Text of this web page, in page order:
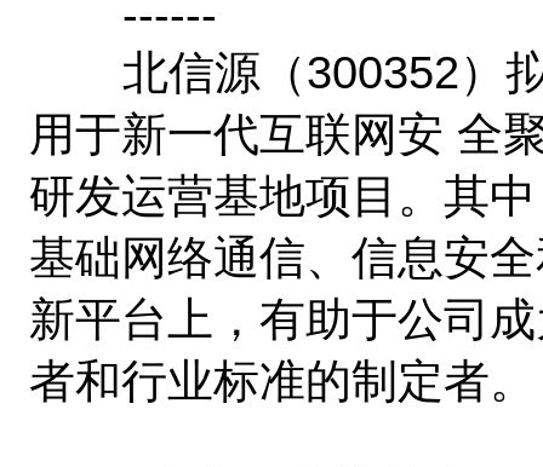
------
北信源（300352）拟
用于新一代互联网安 全
研发运营基地项目。其
基础网络通信、信息安
新平台上，有助于公司
者和行业标准的制定者。